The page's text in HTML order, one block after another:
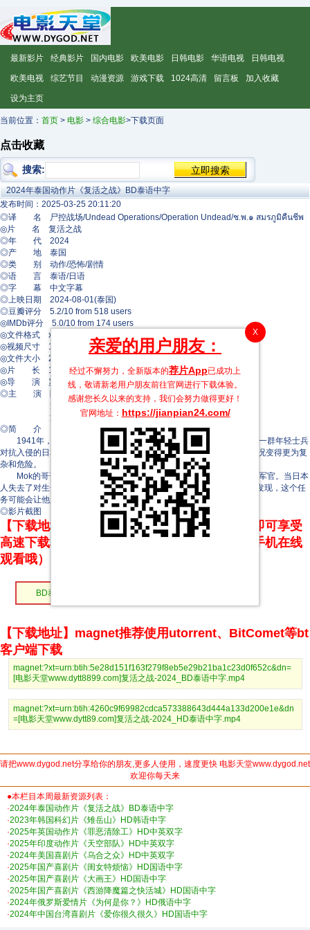
最新影片 经典影片 国内电影 欧美电影 日韩电影 华语电视 日韩电视
欧美电视 综艺节目 动漫资源 游戏下载 1024高清 留言板 加入收藏
设为主页
当前位置： 首页 > 电影 > 综合电影>下载页面
点击收藏
搜索:
X
亲爱的用户朋友：
经过不懈努力，全新版本的荐片App已成功上
线，敬请新老用户朋友前往官网进行下载体验。
感谢您长久以来的支持，我们会努力做得更好！
官网地址： https://jianpian24.com/
2024年泰国动作片《复活之战》BD泰语中字
发布时间：2025-03-25 20:11:20
◎译 名 尸控战场/Undead Operations/Operation Undead/ช.พ.๑ สมรภูมิคืนชีพ
◎片 名 复活之战
◎年 代 2024
◎产 地 泰国
◎类 别 动作/恐怖/剧情
◎语 言 泰语/日语
◎字 幕 中文字幕
◎上映日期 2024-08-01(泰国)
◎豆瓣评分 5.2/10 from 518 users
◎IMDb评分 5.0/10 from 174 users
◎文件格式 x264 + ACC
◎视频尺寸 1920 x 1080
◎文件大小 2575 MB
◎片 长 110 Mins
◎导 演 罗宁·提姆
◎主 演 阿瓦·拉塔纳平塔
查侬·散顶腾古
渡边信
◎简 介
1941年，泰国春蓬府的沿海。Mok（Awat Ratanapintha 饰）带着一群年轻士兵
对抗入侵的日本军队。然而，敌人在海岸释放一种致命的生化病毒，情况变得更为复
杂和危险。
Mok的哥哥Mek（Nonkul Santinatornkul 饰）是一名驻扎在附近的军官。当日本
人失去了对生化病毒的控制时，Mek则被命令与日军合作。但Mek很快发现，这个任
务可能会让他必须亲手解决自己的亲弟弟。
◎影片截图
【下载地址】本站专属下载器：点击下方链接 即可享受
高速下载和在线播放 专治迅雷无法下载（支持手机在线
观看哦）
BD泰语中字
【下载地址】magnet推荐使用utorrent、BitComet等bt
客户端下载
magnet:?xt=urn:btih:5e28d151f163f279f8eb5e29b21ba1c23d0f652c&dn=
[电影天堂www.dytt8899.com]复活之战-2024_BD泰语中字.mp4
magnet:?xt=urn:btih:4260c9f69982cdca573388643d444a133d200e1e&dn
=[电影天堂www.dytt89.com]复活之战-2024_HD泰语中字.mp4
请把www.dygod.net分享给你的朋友,更多人使用，速度更快 电影天堂www.dygod.net
欢迎你每天来
●本栏目本周最新资源列表：
·2024年泰国动作片《复活之战》BD泰语中字
·2023年韩国科幻片《雉岳山》HD韩语中字
·2025年英国动作片《罪恶清除工》HD中英双字
·2025年印度动作片《天空部队》HD中英双字
·2024年美国喜剧片《乌合之众》HD中英双字
·2025年国产喜剧片《闺女特烦恼》HD国语中字
·2025年国产喜剧片《大画王》HD国语中字
·2025年国产喜剧片《西游降魔篇之快活城》HD国语中字
·2024年俄罗斯爱情片《为何是你？》HD俄语中字
·2024年中国台湾喜剧片《爱你很久很久》HD国语中字